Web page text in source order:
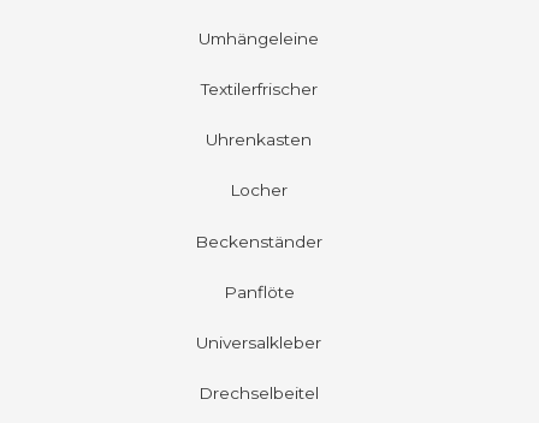
Umhängeleine
Textilerfrischer
Uhrenkasten
Locher
Beckenständer
Panflöte
Universalkleber
Drechselbeitel